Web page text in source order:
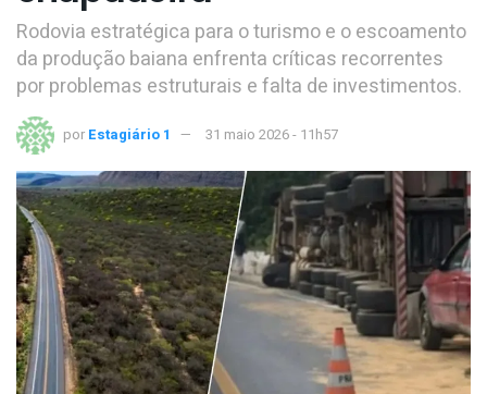
Rodovia estratégica para o turismo e o escoamento
da produção baiana enfrenta críticas recorrentes
por problemas estruturais e falta de investimentos.
por Estagiário 1 31 maio 2026 - 11h57